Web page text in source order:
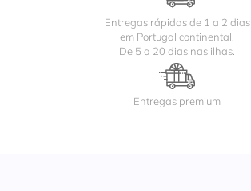
Entregas rápidas de 1 a 2 dias
em Portugal continental.
De 5 a 20 dias nas ilhas.
Entregas premium